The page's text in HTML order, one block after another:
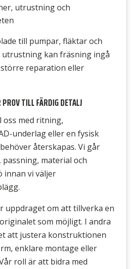
utrustning och
till pumpar, fläktar och
kan fräsning ingå
större reparation eller
TILL FÄRDIG DETALJ
oss med ritning,
underlag eller en fysisk
återskapas. Vi går
material och
innan vi väljer
uppdraget om att tillverka en
som möjligt. I andra
att justera konstruktionen
enklare montage eller
roll är att bidra med